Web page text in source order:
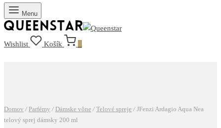
Menu
Wishlist Košík
Domov / Parfémy / Dámske vône / Telové spreje /JFenzi Ardagio Aqua Nea
telový sprej dámsky 200 ml